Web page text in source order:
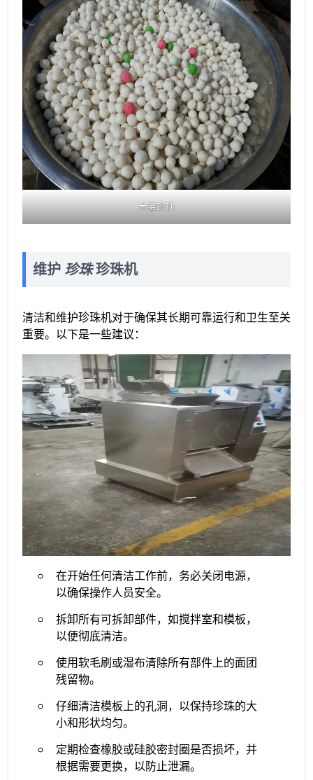
木薯珍珠
维护 珍珠珍珠机
清洁和维护珍珠机对于确保其长期可靠运行和卫生至关
重要。以下是一些建议：
在开始任何清洁工作前，务必关闭电源，
以确保操作人员安全。
拆卸所有可拆卸部件，如搅拌室和模板，
以便彻底清洁。
使用软毛刷或湿布清除所有部件上的面团
残留物。
仔细清洁模板上的孔洞，以保持珍珠的大
小和形状均匀。
定期检查橡胶或硅胶密封圈是否损坏，并
根据需要更换，以防止泄漏。